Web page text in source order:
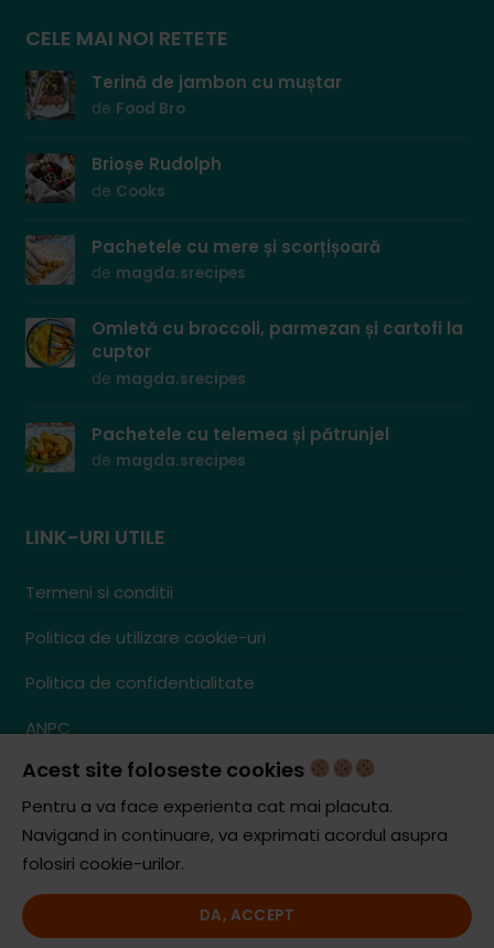
CELE MAI NOI RETETE
Terină de jambon cu muștar
de Food Bro
Brioșe Rudolph
de Cooks
Pachetele cu mere și scorțișoară
de magda.srecipes
Omletă cu broccoli, parmezan și cartofi la
cuptor
de magda.srecipes
Pachetele cu telemea și pătrunjel
de magda.srecipes
LINK-URI UTILE
Termeni si conditii
Politica de utilizare cookie-uri
Politica de confidentialitate
ANPC
Contact
S.C. ZENCOM MEDIA GROUP SRL
J20/1379/2017
© iCooking.ro. Toate drepturile rezervate.
Acest site foloseste cookies
Pentru a va face experienta cat mai placuta.
Navigand in continuare, va exprimati acordul asupra
folosiri cookie-urilor.
DA, ACCEPT